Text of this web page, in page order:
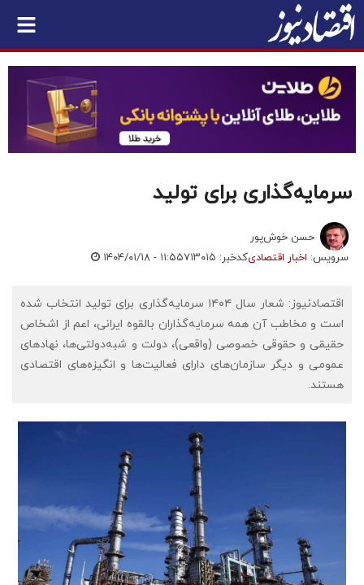
سرمایه‌گذاری برای تولید
حسن خوش‌پور
سرویس: اخبار اقتصادیکدخبر: ۷۱۳۰۱۵ ۱۴۰۴/۰۱/۱۸ - ۱۱:۵۵
اقتصادنیوز: شعار سال ۱۴۰۴ سرمایه‌گذاری برای تولید انتخاب شده
است و مخاطب آن همه سرمایه‌گذاران بالقوه ایرانی، اعم از اشخاص
حقیقی و حقوقی خصوصی (واقعی)، دولت و شبه‌دولتی‌ها، نهادهای
عمومی و دیگر سازمان‌های دارای فعالیت‌ها و انگیزه‌های اقتصادی
هستند.